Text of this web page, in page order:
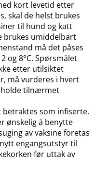
kort levetid etter
skal de helst brukes
til hund og katt
brukes umiddelbart
må det påses
og 8°C. Spørsmålet
etter utilsiktet
må vurderes i hvert
holde tilnærmet
som infiserte.
ønskelig å benytte
av vaksine foretas
engangsutstyr til
før uttak av